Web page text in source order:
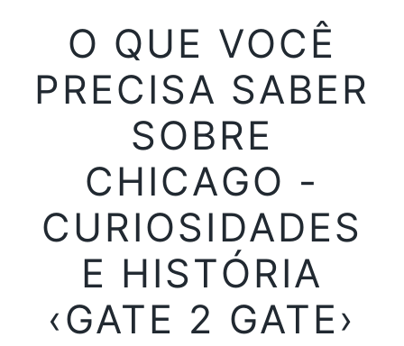
O QUE VOCÊ
PRECISA SABER
SOBRE
CHICAGO -
CURIOSIDADES
E HISTÓRIA
‹GATE 2 GATE›